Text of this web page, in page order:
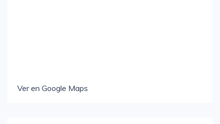
Ver en Google Maps